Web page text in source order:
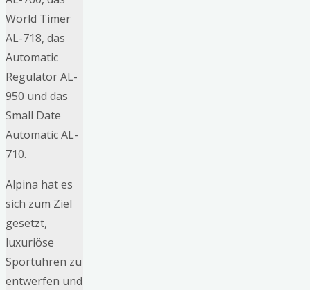
World Timer
AL-718, das
Automatic
Regulator AL-
950 und das
Small Date
Automatic AL-
710.
Alpina hat es
sich zum Ziel
gesetzt,
luxuriöse
Sportuhren zu
entwerfen und